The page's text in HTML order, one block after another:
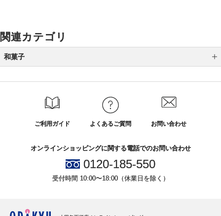
関連カテゴリ
和菓子
カステラ
ご利用ガイド よくあるご質問 お問い合わせ
オンラインショッピングに関する電話でのお問い合わせ
0120-185-550
受付時間 10:00〜18:00（休業日を除く）